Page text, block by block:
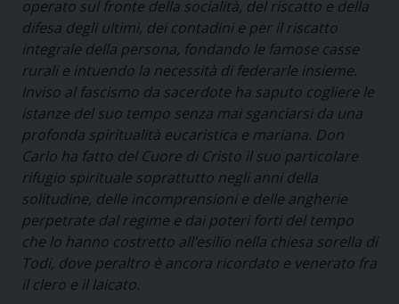
operato sul fronte della socialità, del riscatto e della
difesa degli ultimi, dei contadini e per il riscatto
integrale della persona, fondando le famose casse
rurali e intuendo la necessità di federarle insieme.
Inviso al fascismo da sacerdote ha saputo cogliere le
istanze del suo tempo senza mai sganciarsi da una
profonda spiritualità eucaristica e mariana. Don
Carlo ha fatto del Cuore di Cristo il suo particolare
rifugio spirituale soprattutto negli anni della
solitudine, delle incomprensioni e delle angherie
perpetrate dal regime e dai poteri forti del tempo
che lo hanno costretto all’esilio nella chiesa sorella di
Todi, dove peraltro è ancora ricordato e venerato fra
il clero e il laicato.